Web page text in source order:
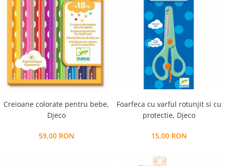
Creioane colorate pentru bebe,
Djeco
59,00 RON
Foarfeca cu varful rotunjit si cu
protectie, Djeco
15,00 RON